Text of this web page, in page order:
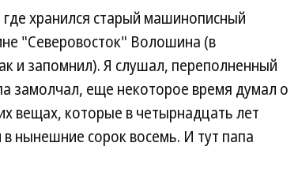
хранился старый машинописный
"Северовосток" Волошина (в
и запомнил). Я слушал, переполненный
замолчал, еще некоторое время думал о
вещах, которые в четырнадцать лет
нынешние сорок восемь. И тут папа